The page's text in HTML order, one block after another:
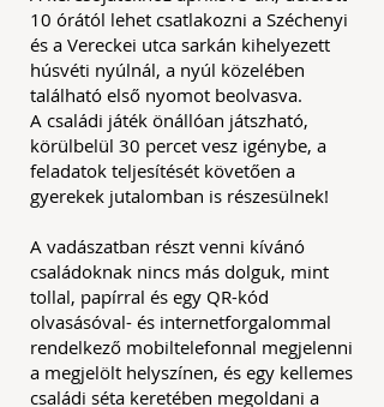
10 órától lehet csatlakozni a Széchenyi
és a Vereckei utca sarkán kihelyezett
húsvéti nyúlnál, a nyúl közelében
található első nyomot beolvasva.
​A családi játék önállóan játszható,
körülbelül 30 percet vesz igénybe, a
feladatok teljesítését követően a
gyerekek jutalomban is részesülnek!
A vadászatban részt venni kívánó
családoknak nincs más dolguk, mint
tollal, papírral és egy QR-kód
olvasásóval- és internetforgalommal
rendelkező mobiltelefonnal megjelenni
a megjelölt helyszínen, és egy kellemes
családi séta keretében megoldani a